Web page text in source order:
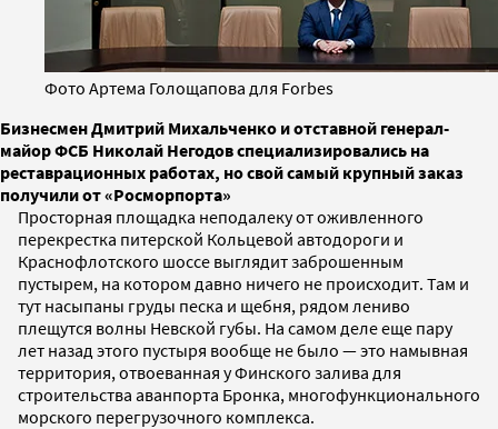
Фото Артема Голощапова для Forbes
Бизнесмен Дмитрий Михальченко и отставной генерал-
майор ФСБ Николай Негодов специализировались на
реставрационных работах, но свой самый крупный заказ
получили от «Росморпорта»
Просторная площадка неподалеку от оживленного
перекрестка питерской Кольцевой автодороги и
Краснофлотского шоссе выглядит заброшенным
пустырем, на котором давно ничего не происходит. Там и
тут насыпаны груды песка и щебня, рядом лениво
плещутся волны Невской губы. На самом деле еще пару
лет назад этого пустыря вообще не было — это намывная
территория, отвоеванная у Финского залива для
строительства аванпорта Бронка, многофункционального
морского перегрузочного комплекса.